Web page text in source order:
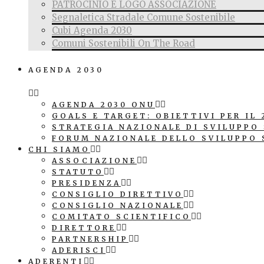
PATROCINIO E LOGO ASSOCIAZIONE
Segnaletica Stradale Comune Sostenibile
Cubi Agenda 2030
Comuni Sostenibili On The Road
AGENDA 2030
AGENDA 2030 ONU
GOALS E TARGET: OBIETTIVI PER IL
STRATEGIA NAZIONALE DI SVILUPPO
FORUM NAZIONALE DELLO SVILUPPO
CHI SIAMO
ASSOCIAZIONE
STATUTO
PRESIDENZA
CONSIGLIO DIRETTIVO
CONSIGLIO NAZIONALE
COMITATO SCIENTIFICO
DIRETTORE
PARTNERSHIP
ADERISCI
ADERENTI